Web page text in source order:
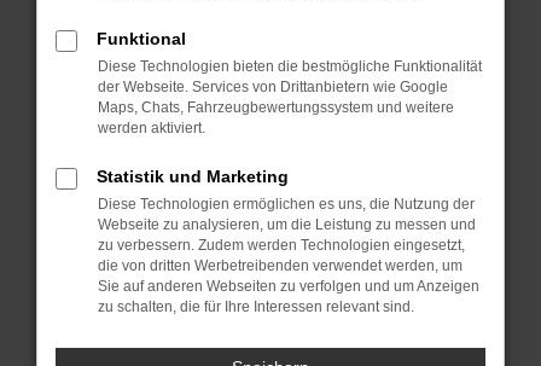
Fehler: Network Error
Beim Laden ist ein Fehler aufgetreten.
Hier sind ein paar Tipps, die dir helfen können:
Internetverbindung.
Laden andere Webseiten, zum Beispiel deine
Suchmaschine?
Prüfe deine Browsererweiterungen.
Manche Erweiterungen, wie Werbeblocker,
können das Laden bestimmter Seiten
verhindern. Funktioniert die Seite in einem
Funktional
Diese Technologien bieten die bestmögliche Funktionalität
der Webseite. Services von Drittanbietern wie Google
Maps, Chats, Fahrzeugbewertungssystem und weitere
werden aktiviert.
Statistik und Marketing
Diese Technologien ermöglichen es uns, die Nutzung der
Webseite zu analysieren, um die Leistung zu messen und
zu verbessern. Zudem werden Technologien eingesetzt,
die von dritten Werbetreibenden verwendet werden, um
Sie auf anderen Webseiten zu verfolgen und um Anzeigen
zu schalten, die für Ihre Interessen relevant sind.